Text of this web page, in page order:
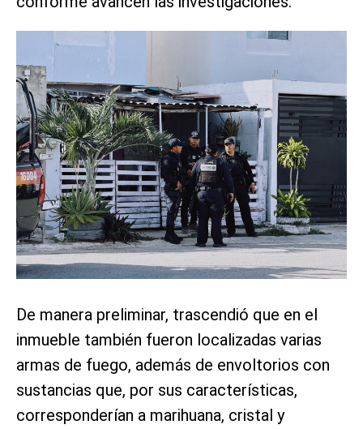
De manera preliminar, trascendió que en el
inmueble también fueron localizadas varias
armas de fuego, además de envoltorios con
sustancias que, por sus características,
corresponderían a marihuana, cristal y